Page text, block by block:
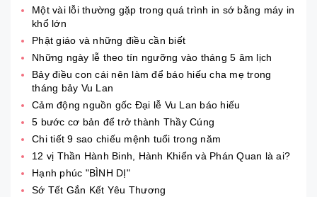
Một vài lỗi thường gặp trong quá trình in sớ bằng máy in
khổ lớn
Phật giáo và những điều cần biết
Những ngày lễ theo tín ngưỡng vào tháng 5 âm lịch
Bảy điều con cái nên làm để báo hiếu cha mẹ trong
tháng bảy Vu Lan
Cảm động nguồn gốc Đại lễ Vu Lan báo hiếu
5 bước cơ bản để trở thành Thầy Cúng
Chi tiết 9 sao chiếu mệnh tuổi trong năm
12 vị Thần Hành Binh, Hành Khiển và Phán Quan là ai?
Hạnh phúc "BÌNH DỊ"
Sớ Tết Gắn Kết Yêu Thương